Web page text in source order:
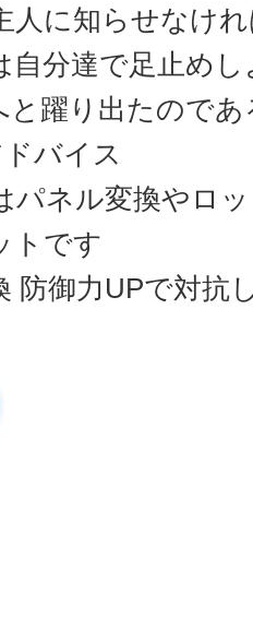
人に知らせなけ
自分達で足止め
と躍り出たのであ
バイス
パネル変換やロ
トです
防御力UPで対抗